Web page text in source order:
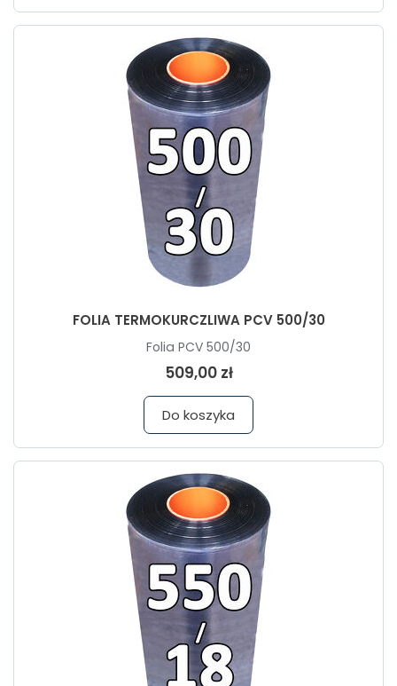
FOLIA TERMOKURCZLIWA PCV 500/30
Folia PCV 500/30
509,00 zł
Do koszyka